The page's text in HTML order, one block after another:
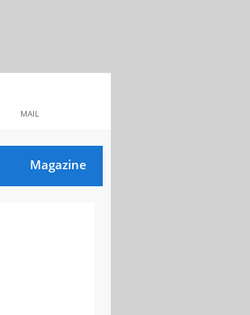
MAIL
Magazine